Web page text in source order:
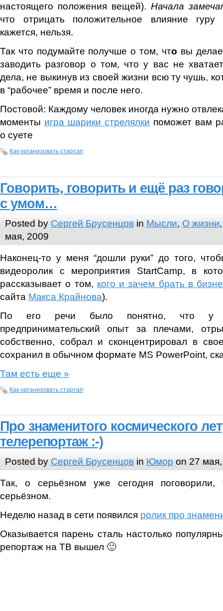
настоящего положения вещей). Начала
что отрицать положительное влияние
кажется, нельзя.
Так что подумайте получше о том, что вы
заводить разговор о том, что у вас не
дела, не выкинув из своей жизни всю ту чушь,
в “рабочее” время и после него.
Постовой: Каждому человек иногда нужно
моменты игра шарики стрелялки поможет вам
о суете
Как организовать стартап
Говорить, говорить и ещё раз
с умом…
Posted by Сергей Брусенцовin Мысли, О жизни
мая, 2009
Наконец-то у меня “дошли руки” до того,
видеоролик с мероприятия StartCamp, в
рассказывает о том, кого и зачем брать в
сайта Макса Крайнова).
По его речи было понятно, что у
предпринимательский опыт за плечами,
собственно, собрал и сконцентрировал в
сохранил в обычном формате MS PowerPoint,
Там есть еще »
Как организовать стартап
Про знаменитого космического
телерепортаж :-)
Posted by Сергей Брусенцовin Юмор on 27
Так, о серьёзном уже сегодня
серьёзном.
Неделю назад в сети появился ролик про
Оказывается парень сталь настолько
репортаж на ТВ вышел 🙂